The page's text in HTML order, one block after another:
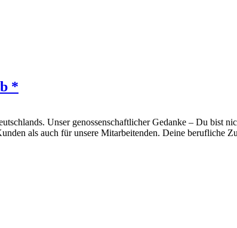
*
Unser genossenschaftlicher Gedanke – Du bist
als auch für unsere Mitarbeitenden. Deine berufliche